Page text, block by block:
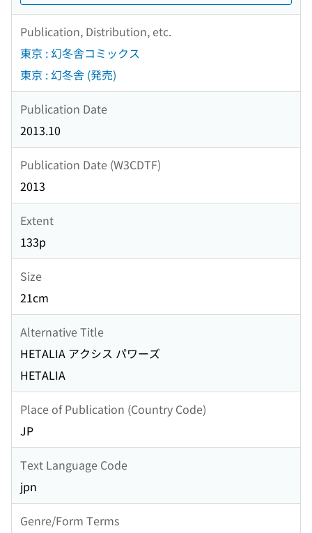
Publication, Distribution, etc.
東京 : 幻冬舎コミックス
東京 : 幻冬舎 (発売)
Publication Date
2013.10
Publication Date (W3CDTF)
2013
Extent
133p
Size
21cm
Alternative Title
HETALIA アクシス パワーズ
HETALIA
Place of Publication (Country Code)
JP
Text Language Code
jpn
Genre/Form Terms